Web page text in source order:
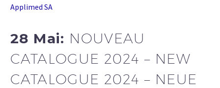
Applimed SA
28 Mai: NOUVEAU
CATALOGUE 2024 – NEW
CATALOGUE 2024 – NEUE